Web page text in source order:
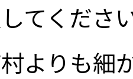
てくださ
よりも細